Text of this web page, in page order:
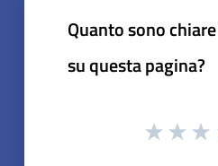
Quanto sono
su questa pagina?